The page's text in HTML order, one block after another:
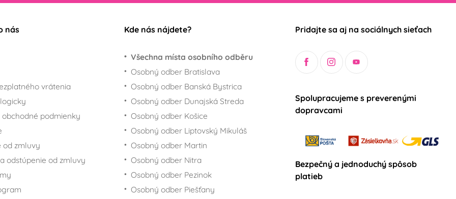
nás
vrátenia
obchodné podmienky
od zmluvy
odstúpenie od zmluvy
Kde nás nájdete?
Všechna místa osobního odběru
Osobný odber Bratislava
Osobný odber Banská Bystrica
Osobný odber Dunajská Streda
Osobný odber Košice
Osobný odber Liptovský Mikuláš
Osobný odber Martin
Osobný odber Nitra
Osobný odber Pezinok
Osobný odber Piešťany
Pridajte sa aj na sociálnych sieťach
Spolupracujeme s preverenými
dopravcami
Bezpečný a jednoduchý spôsob
platieb